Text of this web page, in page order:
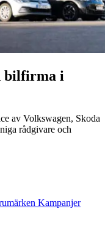
bilfirma i
av Volkswagen, Skoda
rådgivare och
Kampanjer